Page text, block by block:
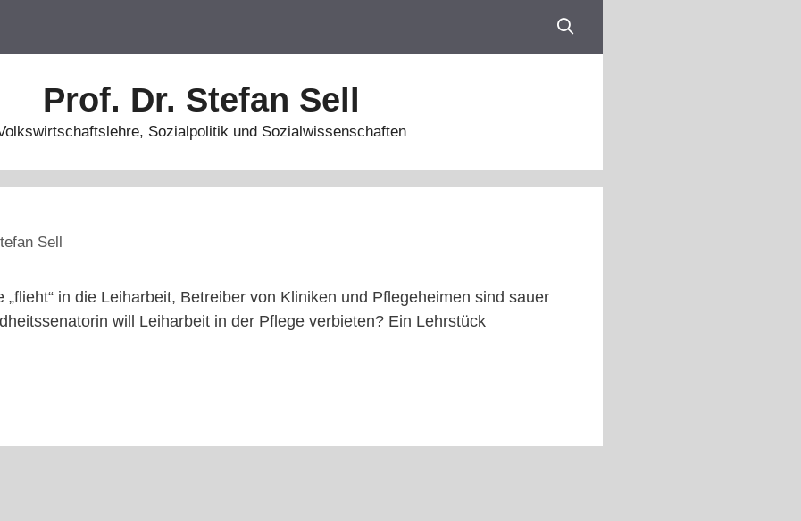
Prof. Dr. Stefan Sell
Sozialpolitik und Sozialwissenschaften
Sell
„flieht“ in die Leiharbeit, Betreiber von Kliniken und Pflegeheimen sind sauer
will Leiharbeit in der Pflege verbieten? Ein Lehrstück